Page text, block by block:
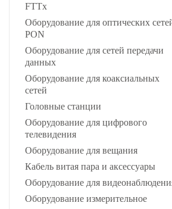
FTTx
Оборудование для оптических
PON
Оборудование для сетей передачи
данных
Оборудование для коаксиальных
сетей
Головные станции
Оборудование для цифрового
телевидения
Оборудование для вещания
Кабель витая пара и аксессуары
Оборудование для
Оборудование измерительное